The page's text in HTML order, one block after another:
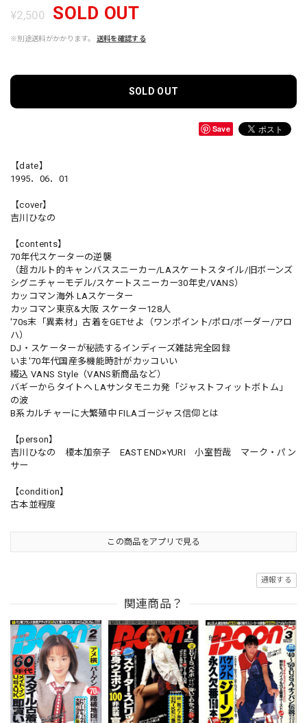
¥2,500 SOLD OUT
※別途送料がかかります。 送料を確認する
SOLD OUT
Save
【date】
1995．06．01
【cover】
吉川ひなの
【contents】
70年代スケーターの逆襲
（超カルト的キャンバススニーカー/LAスケートスタイル/旧ボーンズ
シグニチャーモデル/スケートスニーカー30年史/VANS）
カッコマン海外 LAスケーター
カッコマン東京&大阪 スケーター128人
'70s末「異素材」古着をGETせよ（ワンポイント/ポロ/ボーダー/アロ
ハ）
DJ・スケーターが秘読するインディーズ雑誌完全図録
いま'70年代国産多機能時計がカッコいい
綴込 VANS Style（VANS新商品など）
バギーからタイトへ LAサンタモニカ発「ジャストフィットボトム」
の波
B系カルチャーに大繁殖中 FILAゴージャス信仰とは
【person】
吉川ひなの 榎本加奈子 EAST END×YURI 小室哲哉 マーク・パン
サー
【condition】
古本並程度
この商品をアプリで見る
通報する
関連商品？